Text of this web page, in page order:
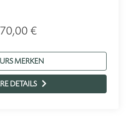
€
MERKEN
DETAILS